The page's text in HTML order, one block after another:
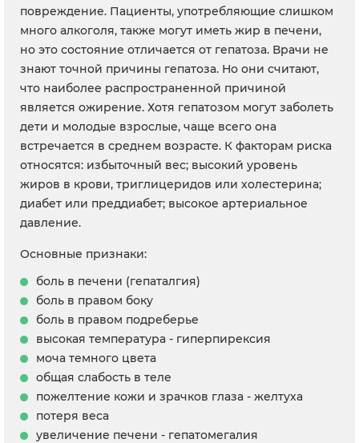
повреждение. Пациенты, употребляющие слишком
много алкоголя, также могут иметь жир в печени,
но это состояние отличается от гепатоза. Врачи не
знают точной причины гепатоза. Но они считают,
что наиболее распространенной причиной
является ожирение. Хотя гепатозом могут заболеть
дети и молодые взрослые, чаще всего она
встречается в среднем возрасте. К факторам риска
относятся: избыточный вес; высокий уровень
жиров в крови, триглицеридов или холестерина;
диабет или преддиабет; высокое артериальное
давление.
Основные признаки:
боль в печени (гепаталгия)
боль в правом боку
боль в правом подреберье
высокая температура - гиперпирексия
моча темного цвета
общая слабость в теле
пожелтение кожи и зрачков глаза - желтуха
потеря веса
увеличение печени - гепатомегалия